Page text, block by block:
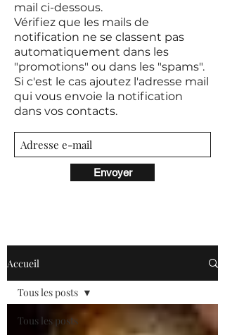
mail ci-dessous.
Vérifiez que les mails de
notification ne se classent pas
automatiquement dans les
"promotions" ou dans les "spams".
Si c'est le cas ajoutez l'adresse mail
qui vous envoie la notification
dans vos contacts.
Envoyer
Accueil
Tous les posts
Tous les posts